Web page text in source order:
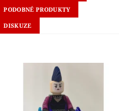
PODOBNÉ PRODUKTY
DISKUZE